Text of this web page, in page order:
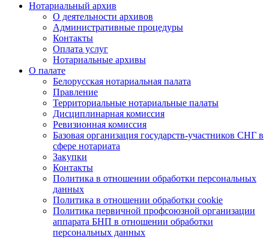
Нотариальный архив
О деятельности архивов
Административные процедуры
Контакты
Оплата услуг
Нотариальные архивы
О палате
Белорусская нотариальная палата
Правление
Территориальные нотариальные палаты
Дисциплинарная комиссия
Ревизионная комиссия
Базовая организация государств-участников СНГ в
сфере нотариата
Закупки
Контакты
Политика в отношении обработки персональных
данных
Политика в отношении обработки cookie
Политика первичной профсоюзной организации
аппарата БНП в отношении обработки
персональных данных